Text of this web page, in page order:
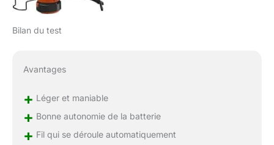
Bilan du test
Avantages
+ Léger et maniable
+ Bonne autonomie de la batterie
+ Fil qui se déroule automatiquement